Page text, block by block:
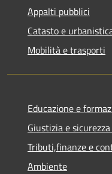
Appalti pubblici
Catasto e
Mobilità e trasporti
Educazione e
Giustizia e
Tributi,finanze e
Ambiente